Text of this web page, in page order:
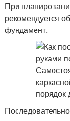
При
рекомендуется
фундамент.